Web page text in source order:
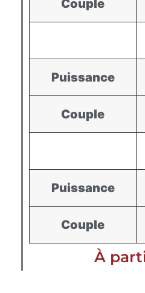
Couple
Puissance
Couple
Puissance
Couple
À